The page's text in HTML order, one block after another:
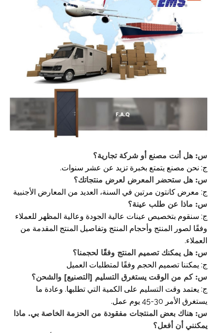
س: هل أنت مصنع أو شركة تجارية؟
ج: نحن مصنع يتمتع بخبرة تزيد عن عشر سنوات.
س: هل ستحضر المعرض لعرض منتجاتك؟
ج: معرض كانتون مرتين في السنة، العديد من المعارض الأجنبية
س: ماذا عن طلب عينة؟
ج: سنقوم بتخصيص عينات عالية الجودة وعالية المظهر للعملاء
وفقًا لصور المنتج وأحجام المنتج وتفاصيل المنتج المقدمة من
العملاء.
س: هل يمكنك تصميم المنتج وفقًا لحجمنا؟
ج: يمكننا تصميم الحجم وفقًا لمتطلبات العميل
س: كم من الوقت يستغرق التسليم [التصنيع] والشحن؟
ج: يعتمد وقت التسليم على الكمية التي تطلبها. وعادة ما
يستغرق الأمر 30-45 يوم عمل.
س: هناك بعض المنتجات مفقودة من الحزمة الخاصة بي. ماذا
يمكنني أن أفعل؟